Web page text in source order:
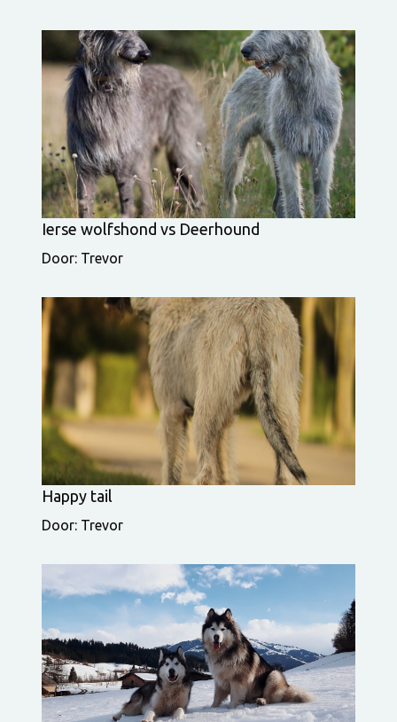
Ierse wolfshond vs Deerhound
Door: Trevor
Happy tail
Door: Trevor